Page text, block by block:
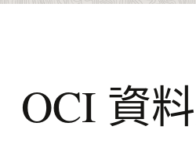
OCI 資